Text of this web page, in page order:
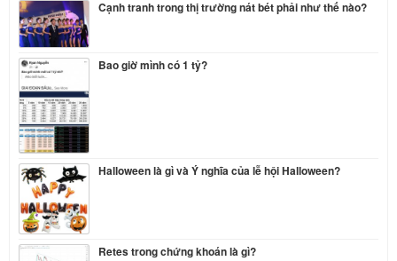
Cạnh tranh trong thị trường nát bét phải như thế nào?
Bao giờ mình có 1 tỷ?
Halloween là gì và Ý nghĩa của lễ hội Halloween?
Retes trong chứng khoán là gì?